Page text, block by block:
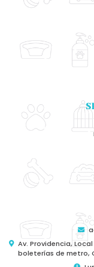
Av. Providencia,
boleterías de metro,